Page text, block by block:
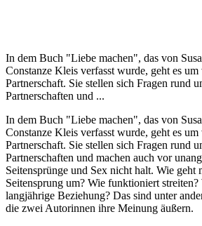
In dem Buch "Liebe machen", das von
Constanze Kleis verfasst wurde, geht es
Partnerschaft. Sie stellen sich Fragen rund
Partnerschaften und ...
In dem Buch "Liebe machen", das von
Constanze Kleis verfasst wurde, geht es
Partnerschaft. Sie stellen sich Fragen rund
Partnerschaften und machen auch vor
Seitensprünge und Sex nicht halt. Wie geht
Seitensprung um? Wie funktioniert
langjährige Beziehung? Das sind unter
die zwei Autorinnen ihre Meinung äußern.